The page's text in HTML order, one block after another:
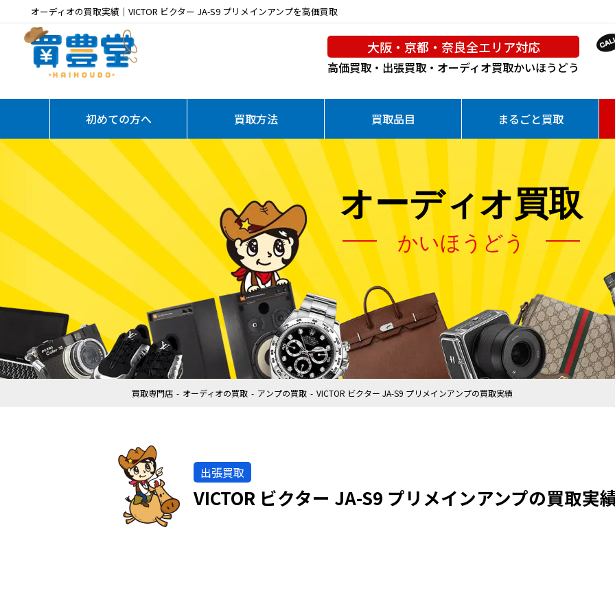
オーディオの買取実績｜VICTOR ビクター JA-S9 プリメインアンプを高価買取
大阪・京都・奈良全エリア対応
高価買取・出張買取・オーディオ買取かいほうどう
初めての方へ 買取方法 買取品目 まるごと買取
オーディオ買取
かいほうどう
買取専門店 オーディオの買取 アンプの買取 VICTOR ビクター JA-S9 プリメインアンプの買取実績
出張買取
VICTOR ビクター JA-S9 プリメインアンプの買取実